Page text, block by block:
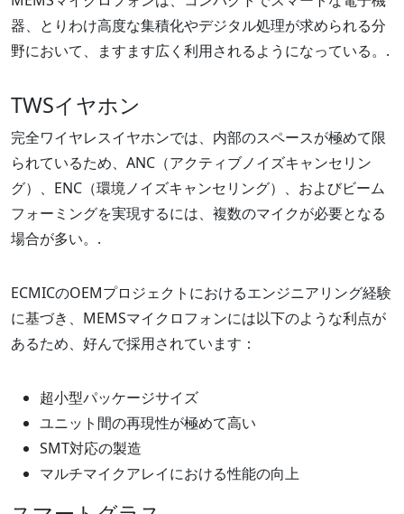
器、とりわけ高度な集積化やデジタル処理が求められる分
野において、ますます広く利用されるようになっている。.
TWSイヤホン
完全ワイヤレスイヤホンでは、内部のスペースが極めて限
られているため、ANC（アクティブノイズキャンセリン
グ）、ENC（環境ノイズキャンセリング）、およびビーム
フォーミングを実現するには、複数のマイクが必要となる
場合が多い。.
ECMICのOEMプロジェクトにおけるエンジニアリング経験
に基づき、MEMSマイクロフォンには以下のような利点が
あるため、好んで採用されています：
超小型パッケージサイズ
ユニット間の再現性が極めて高い
SMT対応の製造
マルチマイクアレイにおける性能の向上